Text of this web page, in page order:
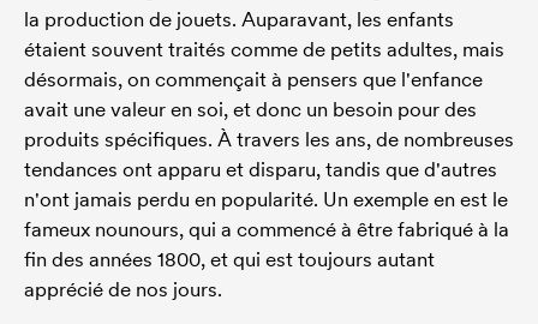
la production de jouets. Auparavant, les enfants
étaient souvent traités comme de petits adultes, mais
désormais, on commençait à pensers que l'enfance
avait une valeur en soi, et donc un besoin pour des
produits spécifiques. À travers les ans, de nombreuses
tendances ont apparu et disparu, tandis que d'autres
n'ont jamais perdu en popularité. Un exemple en est le
fameux nounours, qui a commencé à être fabriqué à la
fin des années 1800, et qui est toujours autant
apprécié de nos jours.